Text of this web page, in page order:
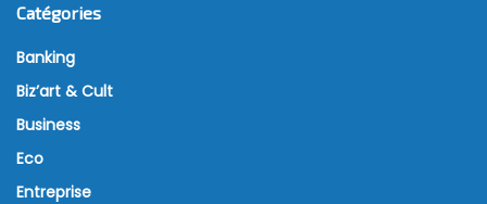
Catégories
Banking
Biz’art & Cult
Business
Eco
Entreprise